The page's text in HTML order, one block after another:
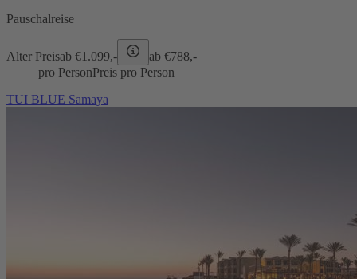
Pauschalreise
Alter Preisab €1.099,- ab €788,-
pro PersonPreis pro Person
TUI BLUE Samaya